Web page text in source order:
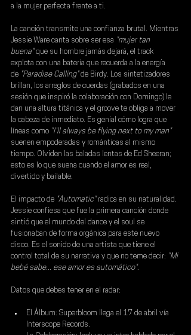
a la mujer perfecta frente a ti.
La canción transmite una confianza brutal. Mientras
Jessie Ware canta sobre ser esa "mujer tan
buena" que su hombre jamás dejará, el track
explota con una batería que recuerda a la energía
de "Paradise Calling" de Birdy. Los sintetizadores
brillan, los arreglos de cuerdas (grabados en una
sesión que inspiró la colaboración con Domingo) le
dan una altura titánica y el groove te obliga a mover
la cabeza de inmediato. Es genial cómo logra que
líneas como "I'll always be flying next to my man"
suenen empoderadas y románticas al mismo
tiempo. Olviden las baladas lentas de Ed Sheeran;
esto es lo que suena cuando el amor es real,
divertido y bailable.
El impacto de "Automatic" radica en su naturalidad.
Jessie confiesa que fue la primera canción donde
sintió que el mundo del dance y el soul se
fusionaban de forma orgánica para este nuevo
disco. Es el sonido de una artista que tiene el
control total de su narrativa y que no teme decir: "Mi
bebé sabe... ese amor es automático".
Datos que debes tener en el radar:
El Álbum: Superbloom llega el 17 de abril vía
Interscope Records.